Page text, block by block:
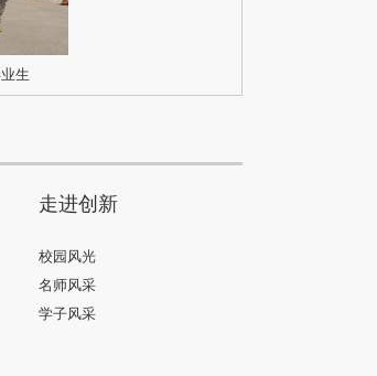
生
走进创新
校园风光
名师风采
学子风采